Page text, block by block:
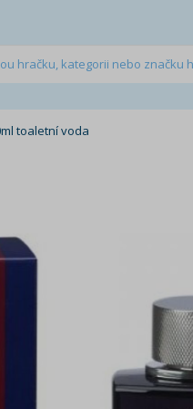
toaletní voda